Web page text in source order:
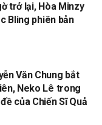
trở lại, Hòa Minzy
Bling phiên bản
Văn Chung bắt
Neko Lê trong
của Chiến Sĩ Quả